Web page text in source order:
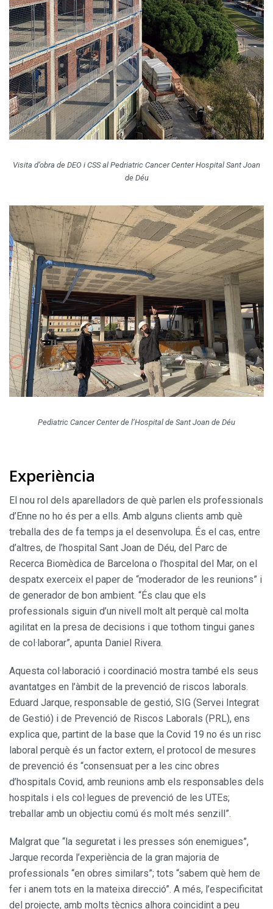
Visita d’obra de DEO i CSS al Pedriatric Cancer Center Hospital Sant Joan
de Déu
Pediatric Cancer Center de l’Hospital de Sant Joan de Déu
Experiència
El nou rol dels aparelladors de què parlen els professionals
d’Enne no ho és per a ells. Amb alguns clients amb què
treballa des de fa temps ja el desenvolupa. És el cas, entre
d’altres, de l’hospital Sant Joan de Déu, del Parc de
Recerca Biomèdica de Barcelona o l’hospital del Mar, on el
despatx exerceix el paper de “moderador de les reunions” i
de generador de bon ambient. “És clau que els
professionals siguin d’un nivell molt alt perquè cal molta
agilitat en la presa de decisions i que tothom tingui ganes
de col·laborar”, apunta Daniel Rivera.
Aquesta col·laboració i coordinació mostra també els seus
avantatges en l’àmbit de la prevenció de riscos laborals.
Eduard Jarque, responsable de gestió, SIG (Servei Integrat
de Gestió) i de Prevenció de Riscos Laborals (PRL), ens
explica que, partint de la base que la Covid 19 no és un risc
laboral perquè és un factor extern, el protocol de mesures
de prevenció és “consensuat per a les cinc obres
d’hospitals Covid, amb reunions amb els responsables dels
hospitals i els col·legues de prevenció de les UTEs;
treballar amb un objectiu comú és molt més senzill”.
Malgrat que “la seguretat i les presses són enemigues”,
Jarque recorda l’experiència de la gran majoria de
professionals “en obres similars”; tots “sabem què hem de
fer i anem tots en la mateixa direcció”. A més, l’especificitat
del projecte, amb molts tècnics alhora coincidint a peu